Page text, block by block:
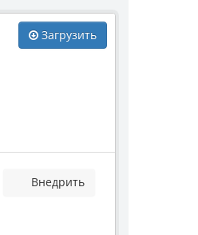
Загрузить
Внедрить